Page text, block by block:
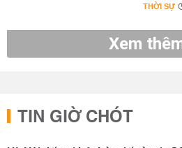
THỜI SỰ
Xem
TIN GIỜ CHÓT